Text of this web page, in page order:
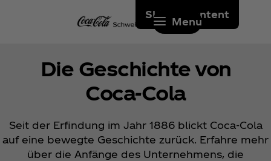
Skip to content
Menu
Die Geschichte von
Coca‑Cola
Seit der Erfindung im Jahr 1886 blickt Coca‑Cola
auf eine bewegte Geschichte zurück. Erfahre mehr
über die Anfänge des Unternehmens, die